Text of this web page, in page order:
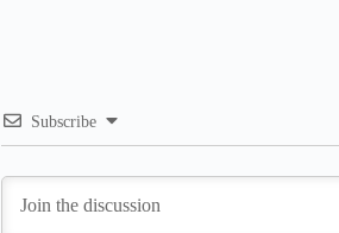
Subscribe